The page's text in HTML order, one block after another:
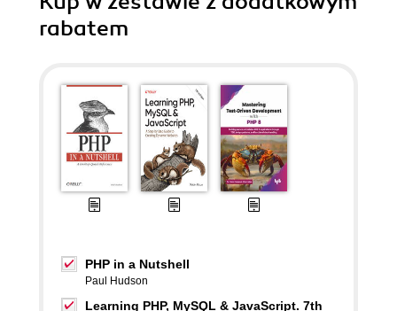
rabatem
PHP in a Nutshell
Paul Hudson
Learning PHP, MySQL & JavaScript. 7th